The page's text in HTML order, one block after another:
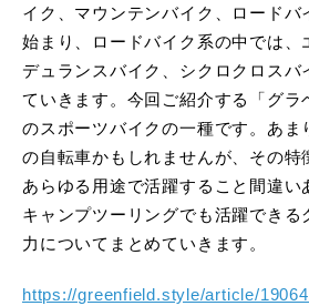
イク、マウンテンバイク、ロードバ
始まり、ロードバイク系の中では、
デュランスバイク、シクロクロスバ
ていきます。今回ご紹介する「グラ
のスポーツバイクの一種です。あま
の自転車かもしれませんが、その特
あらゆる用途で活躍すること間違い
キャンプツーリングでも活躍できる
力についてまとめていきます。
https://greenfield.style/article/